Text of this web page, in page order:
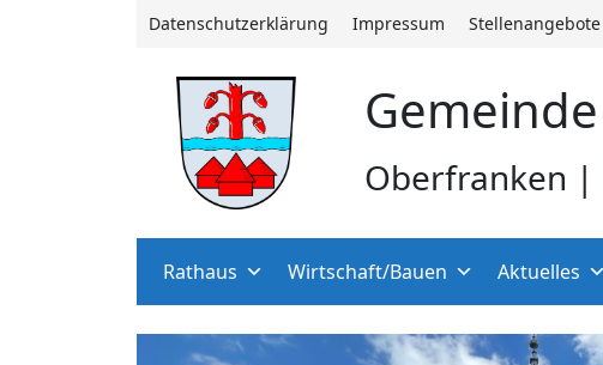
Datenschutzerklärung Impressum Stellenangebote
Oberfranken |
Rathaus Wirtschaft/Bauen Aktuelles